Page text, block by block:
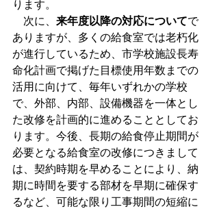
ります。
次に、 来年度以降の対応についてで
ありますが、多くの給食室では老朽化
が進行しているため、市学校施設長寿
命化計画で掲げた目標使用年数までの
活用に向けて、毎年いずれかの学校
で、外部、内部、設備機器を一体とし
た改修を計画的に進めることとしてお
ります。今後、長期の給食停止期間が
必要となる給食室の改修につきまして
は、契約時期を早めることにより、納
期に時間を要する部材を早期に確保す
るなど、可能な限り工事期間の短縮に